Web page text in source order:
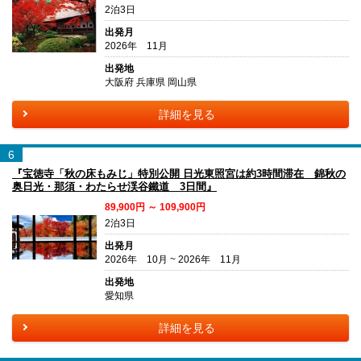
2泊3日
出発月
2026年 11月
出発地
大阪府 兵庫県 岡山県
詳細を見る
6
『宝徳寺「秋の床もみじ」特別公開 日光東照宮は約3時間滞在 錦秋の
奥日光・那須・わたらせ渓谷鐵道 3日間』
89,900円 ～ 109,900円
2泊3日
出発月
2026年 10月 ~ 2026年 11月
出発地
愛知県
詳細を見る